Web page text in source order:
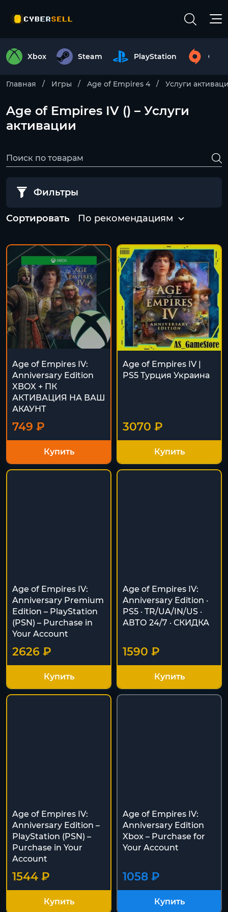
Xbox Steam PlayStation
Главная Игры Age of Empires 4 Услуги
Age of Empires IV () – Услуги
активации
Фильтры
Сортировать По рекомендациям
Age of Empires IV:
Anniversary Edition
XBOX + ПК
АКТИВАЦИЯ НА ВАШ
АКАУНТ
749 ₽
Купить
Age of Empires IV |
PS5 Турция Украина
3070 ₽
Купить
Age of Empires IV:
Anniversary Premium
Edition – PlayStation
(PSN) – Purchase in
Your Account
2626 ₽
Купить
Age of Empires IV:
Anniversary Edition ·
PS5 · TR/UA/IN/US ·
АВТО 24/7 · СКИДКА
1590 ₽
Купить
Age of Empires IV:
Anniversary Edition –
PlayStation (PSN) –
Purchase in Your
Account
1544 ₽
Купить
Age of Empires IV:
Anniversary Edition
Xbox – Purchase for
Your Account
1058 ₽
Купить